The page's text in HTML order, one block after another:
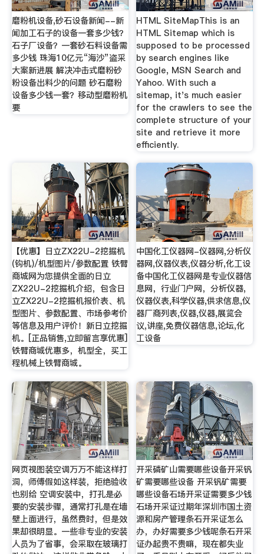
磨粉机设备,砂石设备新闻--新
闻加工石子的设备一套多少钱？
石子厂设备？一套砂石料设备需
多少钱 珠海10亿元“海沙”盗采
大案新进展 解决冲击式磨粉砂
粉设备出料少的问题 砂石磨粉
设备多少钱一套？移动型磨粉机
要
HTML SiteMapThis is an
HTML Sitemap which is
supposed to be processed
by search engines like
Google, MSN Search and
Yahoo. With such a
sitemap, it's much easier
for the crawlers to see the
complete structure of your
site and retrieve it more
efficiently.
【优惠】日立ZX22U-2挖掘机
(钩机)/机型图片/参数配置 铁臂
商城网为您提供全面的日立
ZX22U-2挖掘机介绍，包含日
立ZX22U-2挖掘机报价表、机
型图片、参数配置、市场参考价
等信息及用户评价！新日立挖掘
机。[正品销售,立即留言享优惠]
铁臂商城优惠多，机型全，买工
程机械上铁臂商城。
中国化工仪器网-仪器网,分析仪
器网,仪器仪表,仪器分析,化工设
备中国化工仪器网是专业仪器信
息网，行业门户网，分析仪器,
仪器仪表,科学仪器,供求信息,仪
器厂商列表,仪器,仪器,展览会
议,讲座,免费仪器信息,论坛,化
工设备
网页视图装空调万万不能这样打
洞，师傅假如这样装，拒绝验收
也别给 空调安装中，打孔是必
要的安装步骤，通常打孔是在墙
壁上面进行，虽然费时，但是效
果却很明显。一些非专业的安装
人员为了省事，会采取在玻璃打
开采磷矿山需要哪些设备开采钒
矿需要哪些设备 开采钒矿需要
哪些设备石场开采证需要多少钱
石场开采证过期年深圳市国土资
源和房产管理条石开采证怎么
办，办好需要多少钱呢条石开采
证办起贵不贵嘛，现在都失业